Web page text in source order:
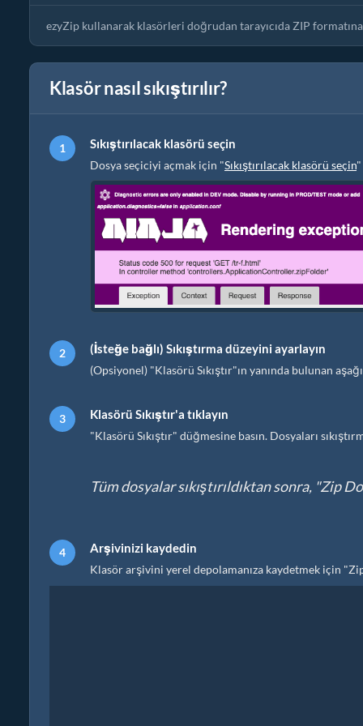
ezyZip kullanarak klasörleri doğrudan tarayıcıda ZIP
Klasör nasıl sıkıştırılır?
Sıkıştırılacak klasörü seçin
Dosya seçiciyi açmak için "Sıkıştırılacak klasörü seçin"
(İsteğe bağlı) Sıkıştırma düzeyini ayarlayın
(Opsiyonel) "Klasörü Sıkıştır"ın yanında bulunan
Klasörü Sıkıştır'a tıklayın
"Klasörü Sıkıştır" düğmesine basın. Dosyaları
Tüm dosyalar sıkıştırıldıktan sonra, "Zip
Arşivinizi kaydedin
Klasör arşivini yerel depolamanıza kaydetmek için